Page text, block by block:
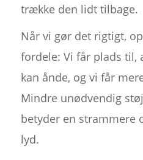
trække den lidt tilbage.
Når vi gør det rigtigt,
fordele: Vi får plads til,
kan ånde, og vi får
Mindre unødvendig
betyder en strammere
lyd.